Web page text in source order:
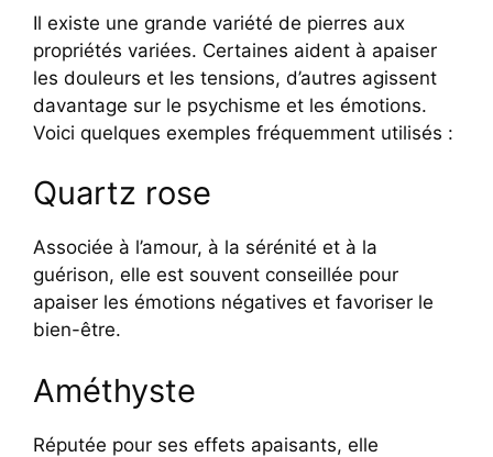
Il existe une grande variété de pierres aux
propriétés variées. Certaines aident à apaiser
les douleurs et les tensions, d’autres agissent
davantage sur le psychisme et les émotions.
Voici quelques exemples fréquemment utilisés :
Quartz rose
Associée à l’amour, à la sérénité et à la
guérison, elle est souvent conseillée pour
apaiser les émotions négatives et favoriser le
bien-être.
Améthyste
Réputée pour ses effets apaisants, elle